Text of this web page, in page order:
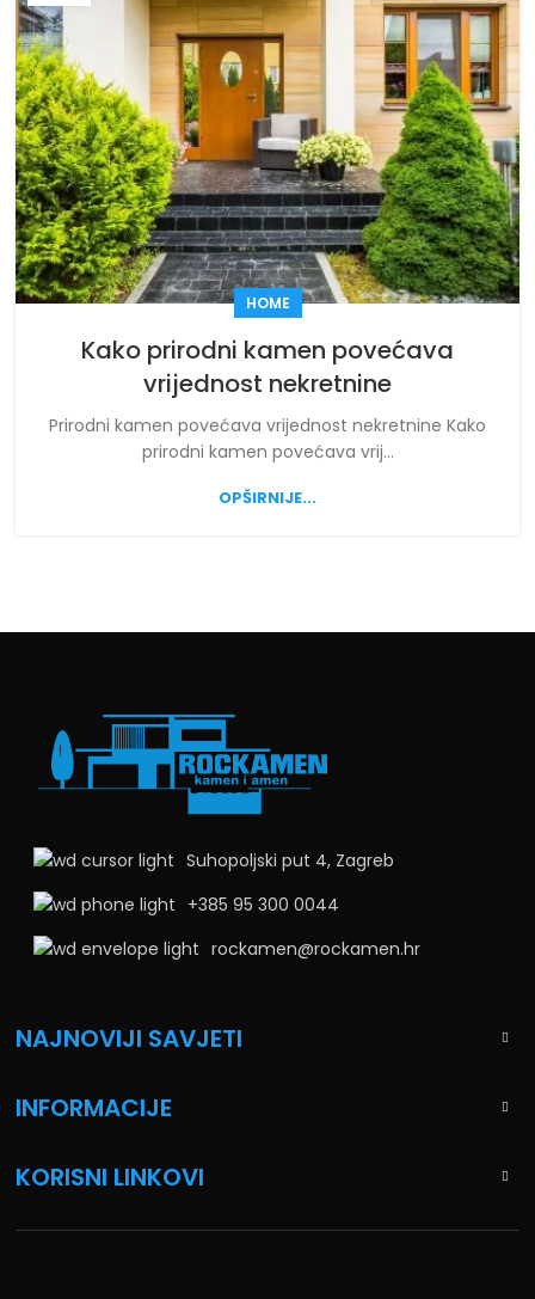
HOME
Kako prirodni kamen povećava
vrijednost nekretnine
Prirodni kamen povećava vrijednost nekretnine Kako
prirodni kamen povećava vrij...
OPŠIRNIJE...
Suhopoljski put 4, Zagreb
+385 95 300 0044
rockamen@rockamen.hr
NAJNOVIJI SAVJETI
INFORMACIJE
KORISNI LINKOVI